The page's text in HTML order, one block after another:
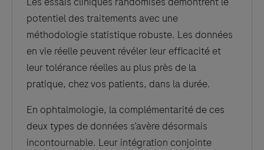
potentiel des traitements avec une
méthodologie statistique robuste. Les données
en vie réelle peuvent révéler leur efficacité et
leur tolérance réelles au plus près de la
pratique, chez vos patients, dans la durée.
En ophtalmologie, la complémentarité de ces
deux types de données s’avère désormais
incontournable. Leur intégration conjointe